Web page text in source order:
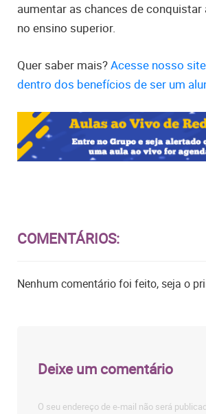
aumentar as chances de conquistar
no ensino superior.
Quer saber mais?Acesse nosso
dentro dos benefícios de ser um
COMENTÁRIOS:
Nenhum comentário foi feito, seja o
Deixe um comentário
O seu endereço de e-mail não será